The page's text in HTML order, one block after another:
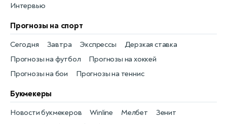
Интервью
Прогнозы на спорт
Прогнозы на футбол
Сегодня
Прогнозы на хоккей
Завтра
Прогнозы на бои
Экспрессы
Прогнозы на теннис
Дерзкая ставка
Букмекеры
Новости букмекеров
Winline
Мелбет
Зенит